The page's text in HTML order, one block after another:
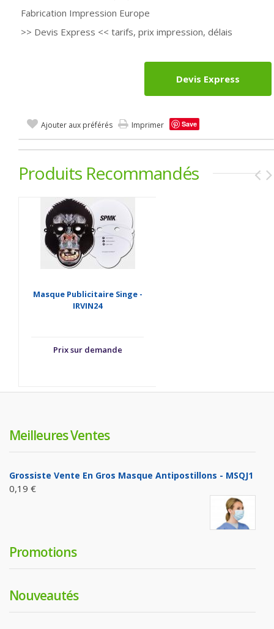
Fabrication Impression Europe
>> Devis Express << tarifs, prix impression, délais
Devis Express
Ajouter aux préférés Imprimer Save
Produits Recommandés
Masque Publicitaire Singe -
IRVIN24
Prix sur demande
Meilleures Ventes
Grossiste Vente En Gros Masque Antipostillons - MSQJ1
0,19 €
Promotions
Nouveautés